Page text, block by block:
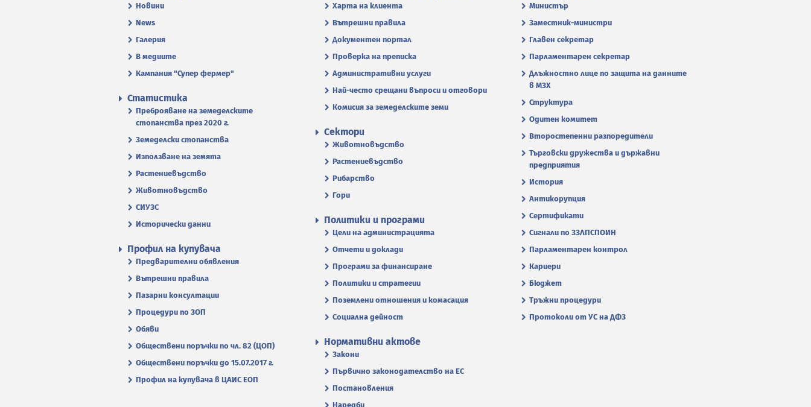
Новини
News
Галерия
В медиите
Кампания "Супер фермер"
Харта на клиента
Вътрешни правила
Документен портал
Проверка на преписка
Административни услуги
Най-често срещани въпроси и отговори
Комисия за земеделските земи
Министър
Заместник-министри
Главен секретар
Парламентарен секретар
Длъжностно лице по защита на данните
в МЗХ
Структура
Одитен комитет
Второстепенни разпоредители
Търговски дружества и държавни
предприятия
История
Антикорупция
Сертификати
Сигнали по ЗЗЛПСПОИН
Парламентарен контрол
Кариери
Бюджет
Тръжни процедури
Протоколи от УС на ДФЗ
Статистика
Преброяване на земеделските
стопанства през 2020 г.
Земеделски стопанства
Използване на земята
Растениевъдство
Животновъдство
СИУЗС
Исторически данни
Сектори
Животновъдство
Растениевъдство
Рибарство
Гори
Политики и програми
Цели на администрацията
Отчети и доклади
Програми за финансиране
Политики и стратегии
Поземлени отношения и комасация
Социална дейност
Профил на купувача
Предварителни обявления
Вътрешни правила
Пазарни консултации
Процедури по ЗОП
Обяви
Обществени поръчки по чл. 82 (ЦОП)
Обществени поръчки до 15.07.2017 г.
Профил на купувача в ЦАИС ЕОП
Нормативни актове
Закони
Първично законодателство на ЕС
Постановления
Наредби